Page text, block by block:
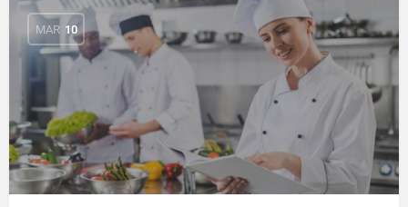
MAR 10